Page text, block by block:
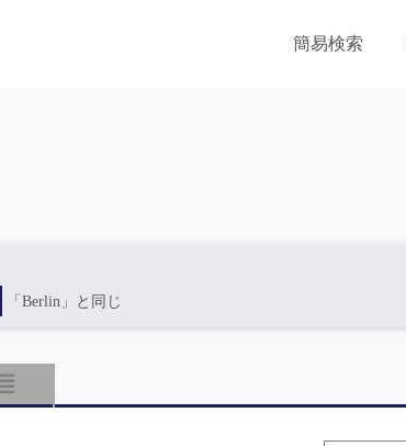
簡易検索
「Berlin」と同じ